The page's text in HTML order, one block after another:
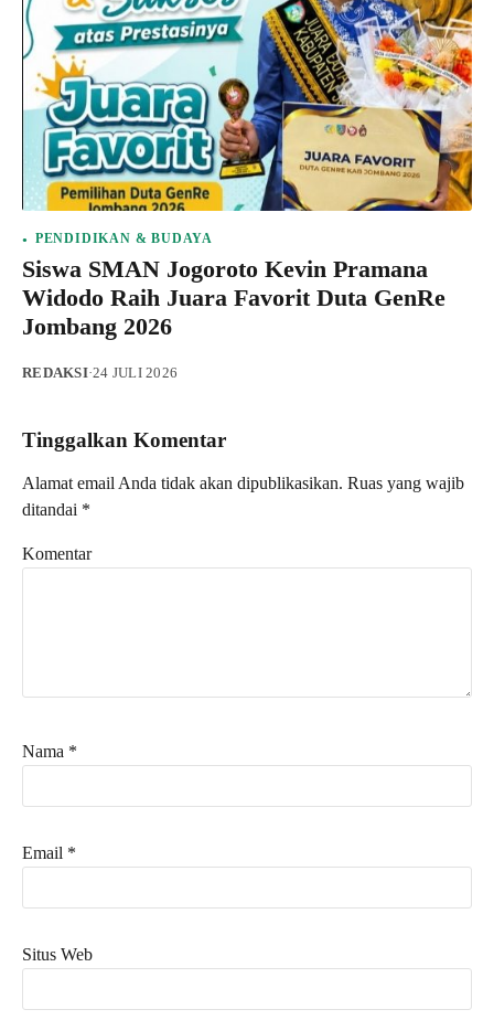
PENDIDIKAN & BUDAYA
Siswa SMAN Jogoroto Kevin Pramana
Widodo Raih Juara Favorit Duta GenRe
Jombang 2026
REDAKSI·24 JULI 2026
Tinggalkan Komentar
Alamat email Anda tidak akan dipublikasikan. Ruas yang wajib
ditandai *
Komentar
Nama *
Email *
Situs Web